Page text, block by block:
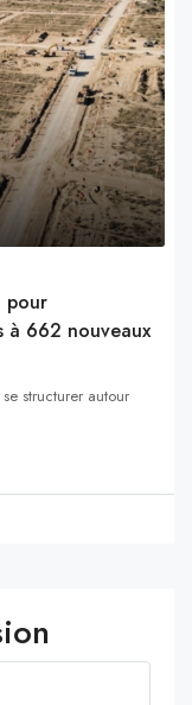
pour
à 662 nouveaux
structurer autour